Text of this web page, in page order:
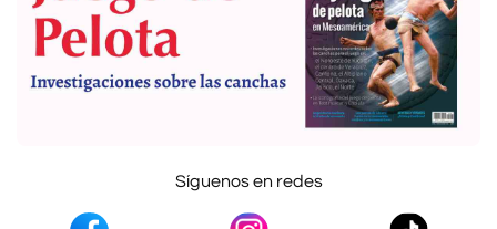
Síguenos en redes